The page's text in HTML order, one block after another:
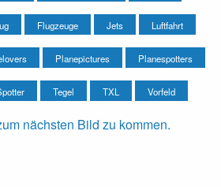
Flugzeuge Jets Luftfahrt
Planepictures Planespotters
Tegel TXL Vorfeld